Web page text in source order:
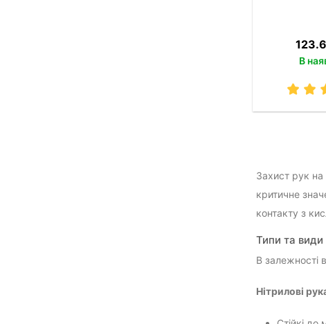
В
Захист рук на
критичне
контакту з
Типи та види
В залежності
Нітрилові